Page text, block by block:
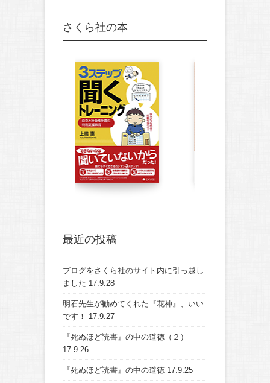
さくら社の本
最近の投稿
ブログをさくら社のサイト内に引っ越し
ました 17.9.28
明石先生が勧めてくれた『花神』、いい
です！
17.9.27
『死ぬほど読書』の中の道徳（２）
17.9.26
『死ぬほど読書』の中の道徳 17.9.25